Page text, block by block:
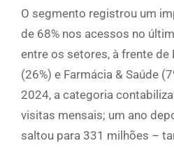
O segmento registrou um
de 68% nos acessos no
entre os setores, à frente de
(26%) e Farmácia & Saúde
2024, a categoria
visitas mensais; um ano
saltou para 331 milhões –